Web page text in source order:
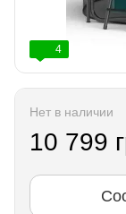
4
Нет в наличии
10 799